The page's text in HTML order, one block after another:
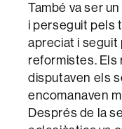
També va ser
i perseguit pels
apreciat i
reformistes. Els
disputaven els
encomanaven
Després de la